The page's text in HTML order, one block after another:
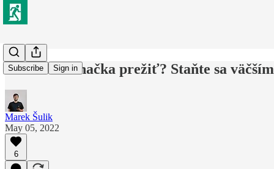
Subscribe Sign in
Chce vaša značka prežiť? Staňte sa väčším
Marek Šulik
May 05, 2022
6